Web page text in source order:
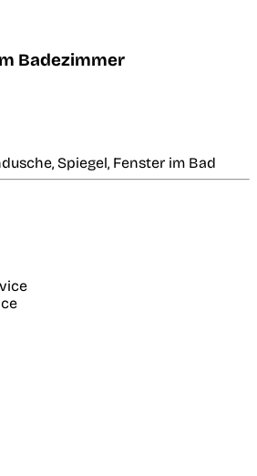
Badezimmer
Spiegel, Fenster im Bad